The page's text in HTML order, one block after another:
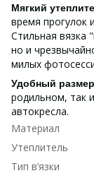
Мягкий
время прогулок
Стильная вязка
но и
милых
Удобный
родильном, так
автокресла.
Материал
Утеплитель
Тип в’язки